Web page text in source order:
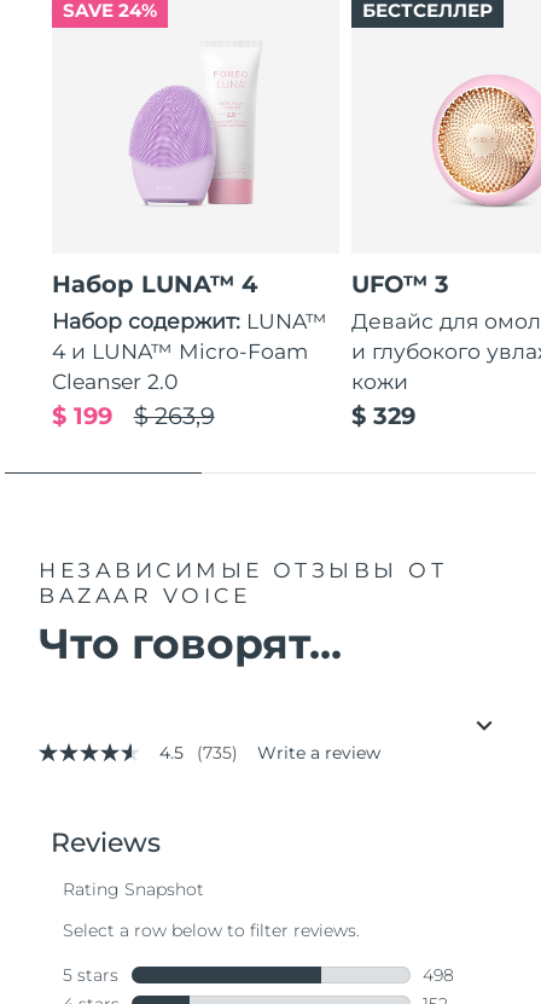
SAVE 24%
Набор LUNA™ 4
Набор содержит: LUNA™
4 и LUNA™ Micro-Foam
Cleanser 2.0
$ 263,9
$ 199
UFO™ 3
Девайс для
и глубокого
кожи
$ 329
БЕСТСЕЛЛЕР
НЕЗАВИСИМЫЕ ОТЗЫВЫ
ОТ
BAZAAR VOICE
Что говорят...
4.5
stars,
average
value.
735
Same
page
4.5 (735) Write a review